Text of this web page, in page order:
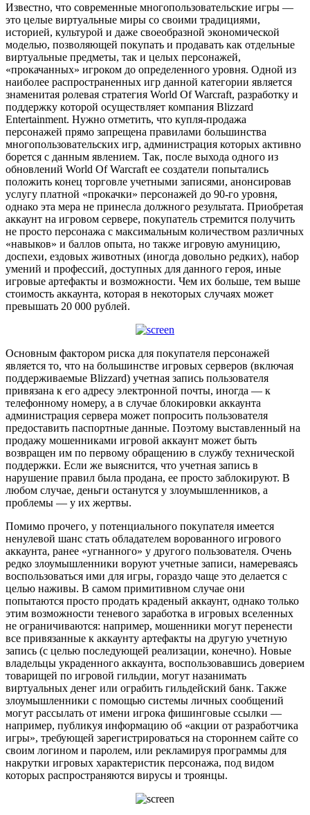
Известно, что современные многопользовательские игры —
это целые виртуальные миры со своими традициями,
историей, культурой и даже своеобразной экономической
моделью, позволяющей покупать и продавать как отдельные
виртуальные предметы, так и целых персонажей,
«прокачанных» игроком до определенного уровня. Одной из
наиболее распространенных игр данной категории является
знаменитая ролевая стратегия World Of Warсraft, разработку и
поддержку которой осуществляет компания Blizzard
Entertainment. Нужно отметить, что купля-продажа
персонажей прямо запрещена правилами большинства
многопользовательских игр, администрация которых активно
борется с данным явлением. Так, после выхода одного из
обновлений World Of Warсraft ее создатели попытались
положить конец торговле учетными записями, анонсировав
услугу платной «прокачки» персонажей до 90-го уровня,
однако эта мера не принесла должного результата. Приобретая
аккаунт на игровом сервере, покупатель стремится получить
не просто персонажа с максимальным количеством различных
«навыков» и баллов опыта, но также игровую амуницию,
доспехи, ездовых животных (иногда довольно редких), набор
умений и профессий, доступных для данного героя, иные
игровые артефакты и возможности. Чем их больше, тем выше
стоимость аккаунта, которая в некоторых случаях может
превышать 20 000 рублей.
Основным фактором риска для покупателя персонажей
является то, что на большинстве игровых серверов (включая
поддерживаемые Blizzard) учетная запись пользователя
привязана к его адресу электронной почты, иногда — к
телефонному номеру, а в случае блокировки аккаунта
администрация сервера может попросить пользователя
предоставить паспортные данные. Поэтому выставленный на
продажу мошенниками игровой аккаунт может быть
возвращен им по первому обращению в службу технической
поддержки. Если же выяснится, что учетная запись в
нарушение правил была продана, ее просто заблокируют. В
любом случае, деньги останутся у злоумышленников, а
проблемы — у их жертвы.
Помимо прочего, у потенциального покупателя имеется
ненулевой шанс стать обладателем ворованного игрового
аккаунта, ранее «угнанного» у другого пользователя. Очень
редко злоумышленники воруют учетные записи, намереваясь
воспользоваться ими для игры, гораздо чаще это делается с
целью наживы. В самом примитивном случае они
попытаются просто продать краденый аккаунт, однако только
этим возможности теневого заработка в игровых вселенных
не ограничиваются: например, мошенники могут перенести
все привязанные к аккаунту артефакты на другую учетную
запись (с целью последующей реализации, конечно). Новые
владельцы украденного аккаунта, воспользовавшись доверием
товарищей по игровой гильдии, могут назанимать
виртуальных денег или ограбить гильдейский банк. Также
злоумышленники с помощью системы личных сообщений
могут рассылать от имени игрока фишинговые ссылки —
например, публикуя информацию об «акции от разработчика
игры», требующей зарегистрироваться на стороннем сайте со
своим логином и паролем, или рекламируя программы для
накрутки игровых характеристик персонажа, под видом
которых распространяются вирусы и троянцы.